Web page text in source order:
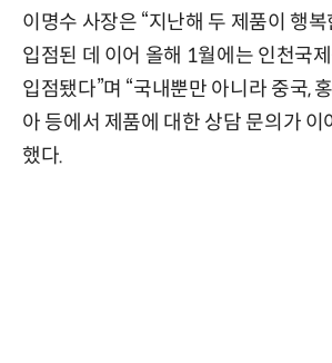
이명수 사장은 “지난해 두 제품이 행복
입점된 데 이어 올해 1월에는 인천국
입점됐다”며 “국내뿐만 아니라 중국,
아 등에서 제품에 대한 상담 문의가 이
했다.